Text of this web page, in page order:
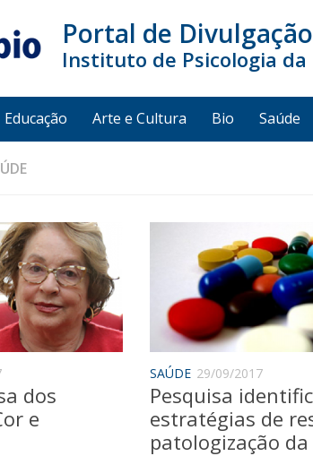
Portal de
Instituto de Psicologia da
Educação Arte e Cultura Bio Saúde
dos
e
SAÚDE 29/09/2017
Pesquisa
estratégias de
patologização da